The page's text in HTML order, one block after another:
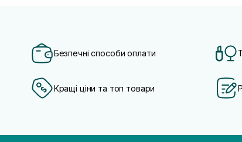
Безпечні способи оплати
Кращі ціни та топ товари